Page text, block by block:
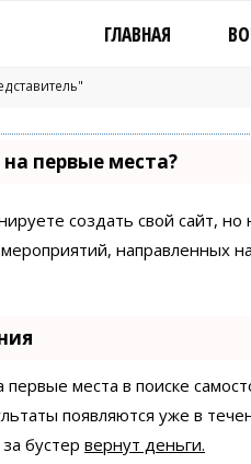
ГЛАВНАЯ
первые места?
создать свой сайт,
направленных
первые места в поиске
появляются уже в
за бустер вернут деньги.